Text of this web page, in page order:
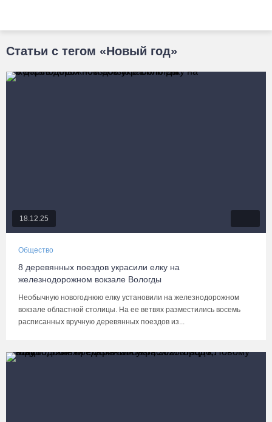
Статьи с тегом «Новый год»
18.12.25
Общество
8 деревянных поездов украсили елку на
железнодорожном вокзале Вологды
Необычную новогоднюю елку установили на железнодорожном
вокзале областной столицы. На ее ветвях разместились восемь
расписанных вручную деревянных поездов из...